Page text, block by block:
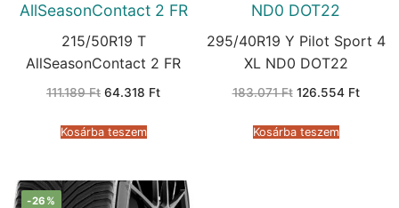
AllSeasonContact 2 FR
215/50R19 T
AllSeasonContact 2 FR
111.189Ft Original
111.189 Ft.
64.318 FtCurrent
Kosárba teszem
ND0 DOT22
295/40R19 Y Pilot Sport 4
XL ND0 DOT22
183.071Ft Original
183.071 Ft.
126.554 Ft
Kosárba teszem
-26%